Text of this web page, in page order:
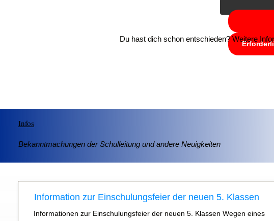
Du hast dich schon entschieden? Weitere
Infos
Bekanntmachungen der Schulleitung und andere Neuigkeiten
Information zur Einschulungsfeier der neuen 5. Klassen
Informationen zur Einschulungsfeier der neuen 5. Klassen Wegen eines